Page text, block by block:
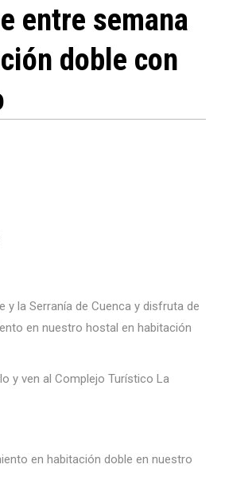
entre semana
doble con
actual
es:
y la Serranía de Cuenca y disfruta de
en nuestro hostal en habitación
y ven al Complejo Turístico La
en habitación doble en nuestro